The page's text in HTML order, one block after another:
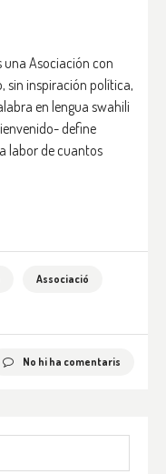
una Asociación con
sin inspiración política,
en lengua swahili
define
labor de cuantos
Associació
No hi ha comentaris